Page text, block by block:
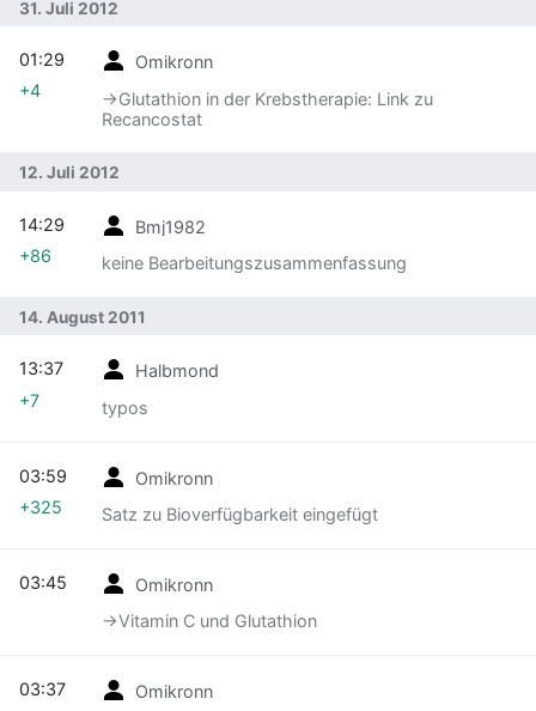
31. Juli 2012
Omikronn
→‎Glutathion in der Krebstherapie: Link zu
Recancostat
01:29
+4
12. Juli 2012
Bmj1982
keine Bearbeitungszusammenfassung
14:29
+86
14. August 2011
Halbmond
typos
13:37
+7
Omikronn
Satz zu Bioverfügbarkeit eingefügt
03:59
+325
Omikronn
→‎Vitamin C und Glutathion
03:45
Omikronn
03:37